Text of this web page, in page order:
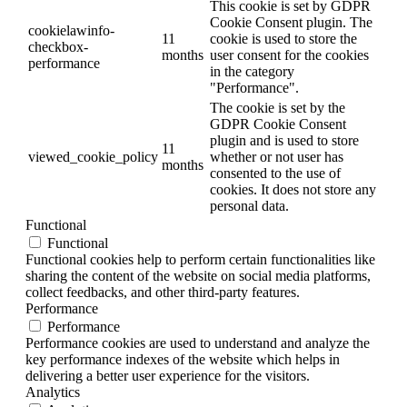
cookielawinfo-
checkbox-
performance
11
months
This cookie is set by GDPR
Cookie Consent plugin. The
cookie is used to store the
user consent for the cookies
in the category
"Performance".
viewed_cookie_policy
11
months
The cookie is set by the
GDPR Cookie Consent
plugin and is used to store
whether or not user has
consented to the use of
cookies. It does not store any
personal data.
Functional
Functional
Functional cookies help to perform certain functionalities like
sharing the content of the website on social media platforms,
collect feedbacks, and other third-party features.
Performance
Performance
Performance cookies are used to understand and analyze the
key performance indexes of the website which helps in
delivering a better user experience for the visitors.
Analytics